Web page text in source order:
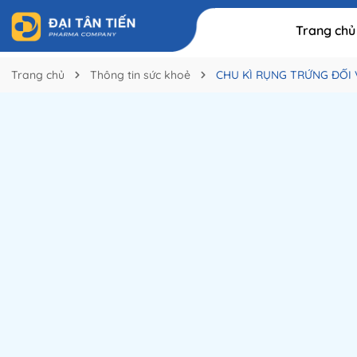
Trang chủ
Trang chủ Thông tin sức khoẻ CHU KÌ RỤNG TRỨNG